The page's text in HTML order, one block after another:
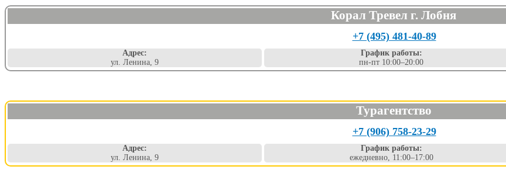
Корал Тревел г. Лобня
+7 (495) 481-40-89
Адрес:
ул. Ленина, 9
График работы:
пн-пт 10:00–20:00
Турагентство
+7 (906) 758-23-29
Адрес:
ул. Ленина, 9
График работы:
ежедневно, 11:00–17:00